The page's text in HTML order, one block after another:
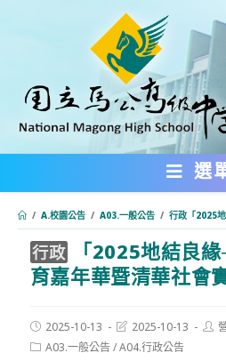
內
選
/ A.校園公告 / A03.一般公告 / 行政「2025
行政
「2025地結良
育嘉年華暨清華社會
Post
published:
2025-10-13
Post
modified:
2025-10-13
Post
PostA03.一般公告/A04.行政公告